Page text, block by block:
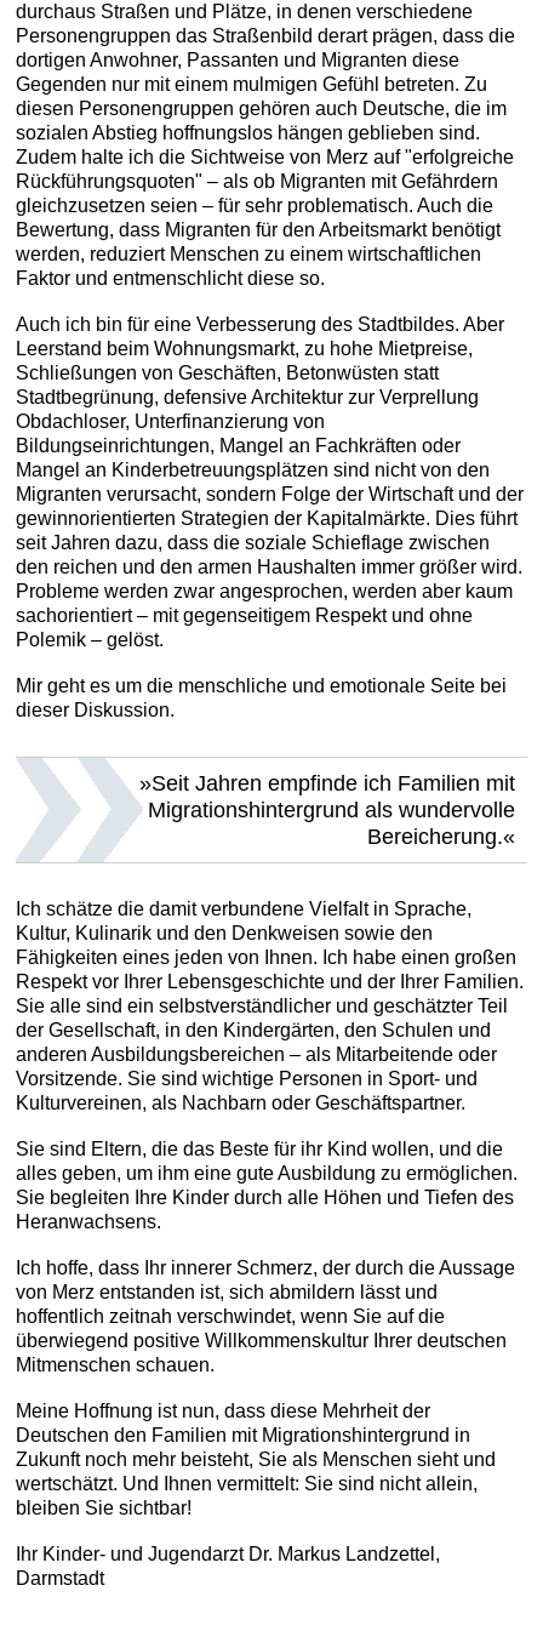
durchaus Straßen und Plätze, in denen verschiedene
Personengruppen das Straßenbild derart prägen, dass die
dortigen Anwohner, Passanten und Migranten diese
Gegenden nur mit einem mulmigen Gefühl betreten. Zu
diesen Personengruppen gehören auch Deutsche, die im
sozialen Abstieg hoffnungslos hängen geblieben sind.
Zudem halte ich die Sichtweise von Merz auf "erfolgreiche
Rückführungsquoten" – als ob Migranten mit Gefährdern
gleichzusetzen seien – für sehr problematisch. Auch die
Bewertung, dass Migranten für den Arbeitsmarkt benötigt
werden, reduziert Menschen zu einem wirtschaftlichen
Faktor und entmenschlicht diese so.
Auch ich bin für eine Verbesserung des Stadtbildes. Aber
Leerstand beim Wohnungsmarkt, zu hohe Mietpreise,
Schließungen von Geschäften, Betonwüsten statt
Stadtbegrünung, defensive Architektur zur Verprellung
Obdachloser, Unterfinanzierung von
Bildungseinrichtungen, Mangel an Fachkräften oder
Mangel an Kinderbetreuungsplätzen sind nicht von den
Migranten verursacht, sondern Folge der Wirtschaft und der
gewinnorientierten Strategien der Kapitalmärkte. Dies führt
seit Jahren dazu, dass die soziale Schieflage zwischen
den reichen und den armen Haushalten immer größer wird.
Probleme werden zwar angesprochen, werden aber kaum
sachorientiert – mit gegenseitigem Respekt und ohne
Polemik – gelöst.
Mir geht es um die menschliche und emotionale Seite bei
dieser Diskussion.
»Seit Jahren empfinde ich Familien mit
Migrationshintergrund als wundervolle
Bereicherung.«
Ich schätze die damit verbundene Vielfalt in Sprache,
Kultur, Kulinarik und den Denkweisen sowie den
Fähigkeiten eines jeden von Ihnen. Ich habe einen großen
Respekt vor Ihrer Lebensgeschichte und der Ihrer Familien.
Sie alle sind ein selbstverständlicher und geschätzter Teil
der Gesellschaft, in den Kindergärten, den Schulen und
anderen Ausbildungsbereichen – als Mitarbeitende oder
Vorsitzende. Sie sind wichtige Personen in Sport- und
Kulturvereinen, als Nachbarn oder Geschäftspartner.
Sie sind Eltern, die das Beste für ihr Kind wollen, und die
alles geben, um ihm eine gute Ausbildung zu ermöglichen.
Sie begleiten Ihre Kinder durch alle Höhen und Tiefen des
Heranwachsens.
Ich hoffe, dass Ihr innerer Schmerz, der durch die Aussage
von Merz entstanden ist, sich abmildern lässt und
hoffentlich zeitnah verschwindet, wenn Sie auf die
überwiegend positive Willkommenskultur Ihrer deutschen
Mitmenschen schauen.
Meine Hoffnung ist nun, dass diese Mehrheit der
Deutschen den Familien mit Migrationshintergrund in
Zukunft noch mehr beisteht, Sie als Menschen sieht und
wertschätzt. Und Ihnen vermittelt: Sie sind nicht allein,
bleiben Sie sichtbar!
Ihr Kinder- und Jugendarzt Dr. Markus Landzettel,
Darmstadt